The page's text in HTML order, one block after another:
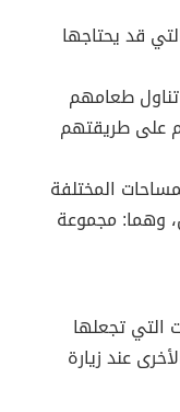
قد يحتاجها
طعامهم
على طريقتهم
المختلفة
وهما: مجموعة
التي تجعلها
عند زيارة